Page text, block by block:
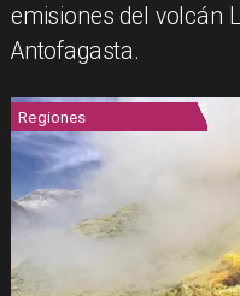
emisiones del volcán
Antofagasta.
Regiones